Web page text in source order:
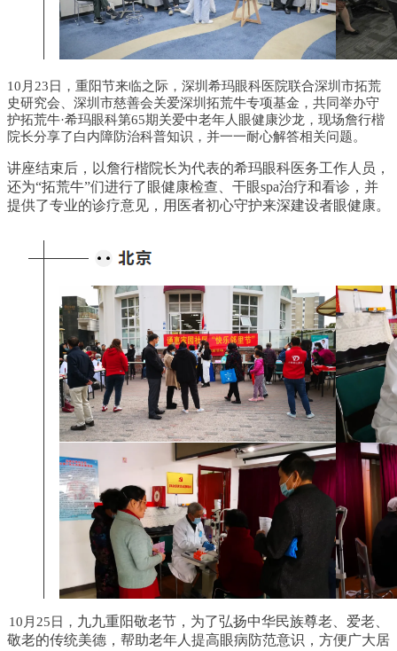
10月23日，重阳节来临之际，深圳希玛眼科医院联合深圳市拓荒
史研究会、深圳市慈善会关爱深圳拓荒牛专项基金，共同举办守
护拓荒牛·希玛眼科第65期关爱中老年人眼健康沙龙，现场詹行楷
院长分享了白内障防治科普知识， 并一一耐心解答相关问题。
讲座结束后，以詹行楷院长为代表的希玛眼科医务工作人员 ，
还为“拓荒牛”们进行了眼健康检查、干眼spa治疗和看诊，并
提供了专业的诊疗意见，用医者初心守护来深建设者眼健康。
10月25日， 九九重阳敬老节，为了弘扬中华民族尊老、爱老、
敬老的传统美德，帮助老年人提高眼病防范意识，方便广大居